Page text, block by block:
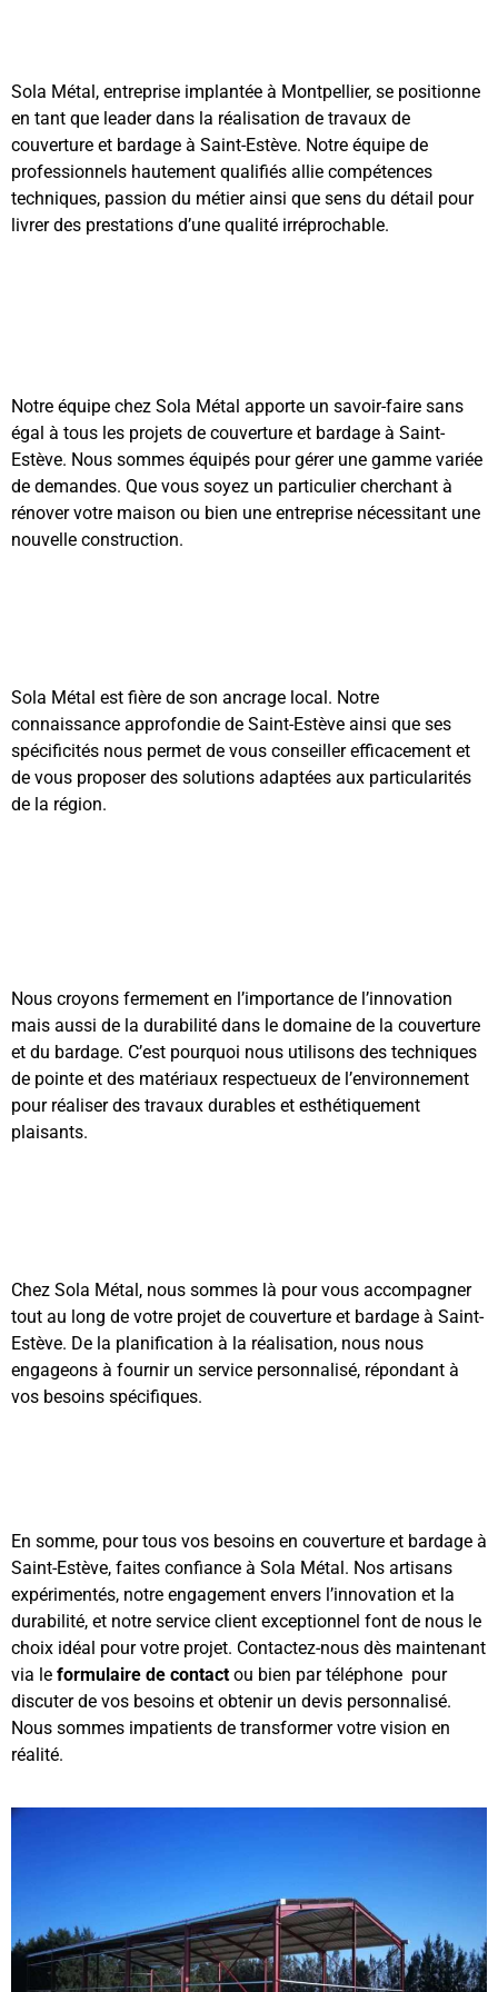
Sola Métal, entreprise implantée à Montpellier, se positionne
en tant que leader dans la réalisation de travaux de
couverture et bardage à Saint-Estève. Notre équipe de
professionnels hautement qualifiés allie compétences
techniques, passion du métier ainsi que sens du détail pour
livrer des prestations d’une qualité irréprochable.
Notre équipe chez Sola Métal apporte un savoir-faire sans
égal à tous les projets de couverture et bardage à Saint-
Estève. Nous sommes équipés pour gérer une gamme variée
de demandes. Que vous soyez un particulier cherchant à
rénover votre maison ou bien une entreprise nécessitant une
nouvelle construction.
Sola Métal est fière de son ancrage local. Notre
connaissance approfondie de Saint-Estève ainsi que ses
spécificités nous permet de vous conseiller efficacement et
de vous proposer des solutions adaptées aux particularités
de la région.
Nous croyons fermement en l’importance de l’innovation
mais aussi de la durabilité dans le domaine de la couverture
et du bardage. C’est pourquoi nous utilisons des techniques
de pointe et des matériaux respectueux de l’environnement
pour réaliser des travaux durables et esthétiquement
plaisants.
Chez Sola Métal, nous sommes là pour vous accompagner
tout au long de votre projet de couverture et bardage à Saint-
Estève. De la planification à la réalisation, nous nous
engageons à fournir un service personnalisé, répondant à
vos besoins spécifiques.
En somme, pour tous vos besoins en couverture et bardage à
Saint-Estève, faites confiance à Sola Métal. Nos artisans
expérimentés, notre engagement envers l’innovation et la
durabilité, et notre service client exceptionnel font de nous le
choix idéal pour votre projet. Contactez-nous dès maintenant
via le formulaire de contact ou bien par téléphone pour
discuter de vos besoins et obtenir un devis personnalisé.
Nous sommes impatients de transformer votre vision en
réalité.